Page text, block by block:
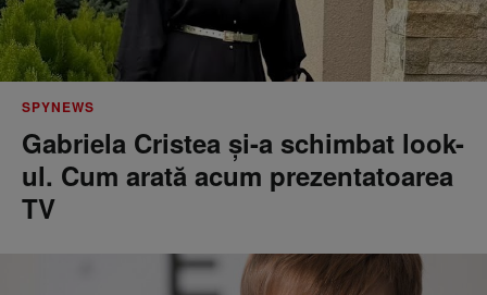
SPYNEWS
Gabriela Cristea și-a schimbat look-
ul. Cum arată acum prezentatoarea
TV